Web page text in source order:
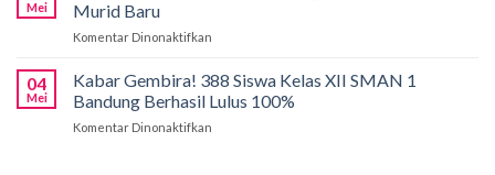
Khusus
Sekolah
Penyangga
Bandung:
Pancasila
Mei
Murid Baru
Komentar Dinonaktifkan
2026:
Tahap
Krusial
04
Mei
Kabar Gembira! 388 Siswa Kelas XII SMAN 1
Bandung Berhasil Lulus 100%
Komentar Dinonaktifkan